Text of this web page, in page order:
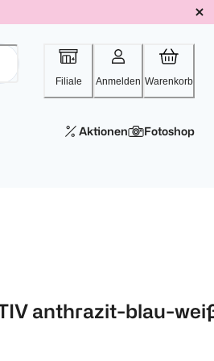
Filiale Anmelden Warenkorb
Aktionen Fotoshop
anthrazit-blau-